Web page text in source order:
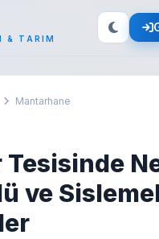
& TARIM
Mantarhane
ve